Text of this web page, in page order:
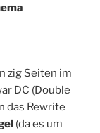
zig Seiten im
DC (Double
das Rewrite
(da es um